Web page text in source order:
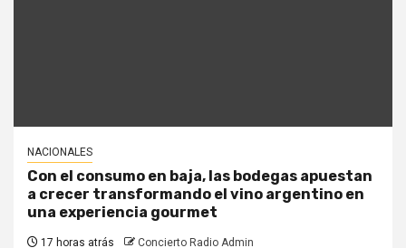
NACIONALES
Con el consumo en baja, las bodegas apuestan
a crecer transformando el vino argentino en
una experiencia gourmet
17 horas atrás Concierto Radio Admin